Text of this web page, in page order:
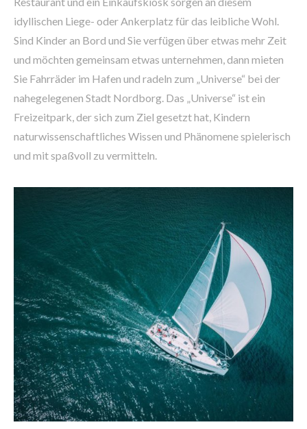
idyllischen Liege- oder Ankerplatz für das leibliche Wohl.
Sind Kinder an Bord und Sie verfügen über etwas mehr Zeit
und möchten gemeinsam etwas unternehmen, dann mieten
Sie Fahrräder im Hafen und radeln zum „Universe“ bei der
nahegelegenen Stadt Nordborg. Das „Universe“ ist ein
Freizeitpark, der sich zum Ziel gesetzt hat, Kindern
naturwissenschaftliches Wissen und Phänomene spielerisch
und mit spaßvoll zu vermitteln.